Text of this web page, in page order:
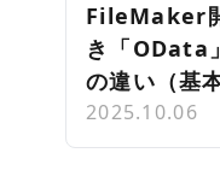
FileMaker
き「OData
の違い（基
2025.10.06